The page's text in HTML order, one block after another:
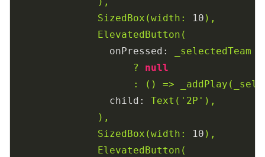
SizedBox(width:
10 ),
ElevatedButton(
onPressed:
_selectedTeam
?
null
:
() =>
child:
Text('2P'),
),
SizedBox(width:
10 ),
ElevatedButton(